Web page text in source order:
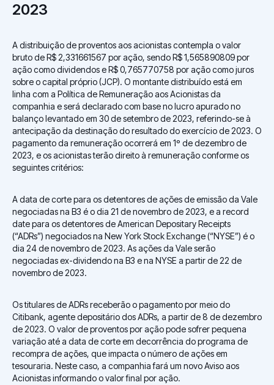
2023
A distribuição de proventos aos acionistas contempla o valor
bruto de R$ 2,331661567 por ação, sendo R$ 1,565890809 por
ação como dividendos e R$ 0,765770758 por ação como juros
sobre o capital próprio (JCP). O montante distribuído está em
linha com a Política de Remuneração aos Acionistas da
companhia e será declarado com base no lucro apurado no
balanço levantado em 30 de setembro de 2023, referindo-se à
antecipação da destinação do resultado do exercício de 2023. O
pagamento da remuneração ocorrerá em 1º de dezembro de
2023, e os acionistas terão direito à remuneração conforme os
seguintes critérios:
A data de corte para os detentores de ações de emissão da Vale
negociadas na B3 é o dia 21 de novembro de 2023, e a record
date para os detentores de American Depositary Receipts
(“ADRs”) negociados na New York Stock Exchange (“NYSE”) é o
dia 24 de novembro de 2023. As ações da Vale serão
negociadas ex-dividendo na B3 e na NYSE a partir de 22 de
novembro de 2023.
Os titulares de ADRs receberão o pagamento por meio do
Citibank, agente depositário dos ADRs, a partir de 8 de dezembro
de 2023. O valor de proventos por ação pode sofrer pequena
variação até a data de corte em decorrência do programa de
recompra de ações, que impacta o número de ações em
tesouraria. Neste caso, a companhia fará um novo Aviso aos
Acionistas informando o valor final por ação.